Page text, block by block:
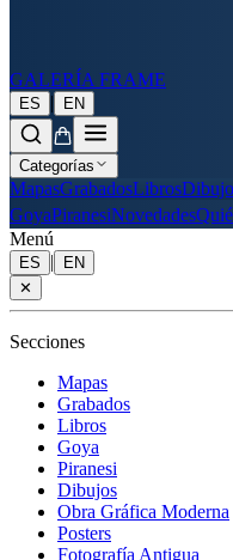
GALERÍA FRAME
ES | EN
Categorías
MapasGrabadosLibros
GoyaPiranesiNovedades
Menú
ES |
EN
✕
Secciones
Mapas
Grabados
Libros
Goya
Piranesi
Dibujos
Obra Gráfica Moderna
Posters
Fotografía Antigua